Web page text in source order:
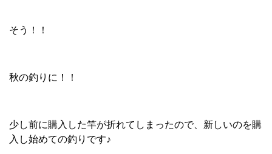
そう！！
秋の釣りに！！
少し前に購入した竿が折れてしまったので、新しいのを購
入し始めての釣りです♪